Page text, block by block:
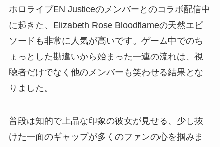
ホロライブEN Justiceのメンバーとのコラボ配信中
に起きた、Elizabeth Rose Bloodflameの天然エピ
ソードも非常に人気が高いです。ゲーム中でのち
ょっとした勘違いから始まった一連の流れは、視
聴者だけでなく他のメンバーも笑わせる結果とな
りました。
普段は知的で上品な印象の彼女が見せる、少し抜
けた一面のギャップが多くのファンの心を掴みま